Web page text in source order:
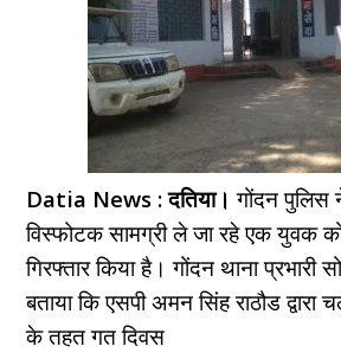
Datia News : दतिया। गोंदन
विस्फोटक सामग्री ले जा रहे एक युवक
गिरफ्तार किया है। गोंदन थाना प्रभारी
बताया कि एसपी अमन सिंह राठौड द्वारा
के तहत गत दिवस